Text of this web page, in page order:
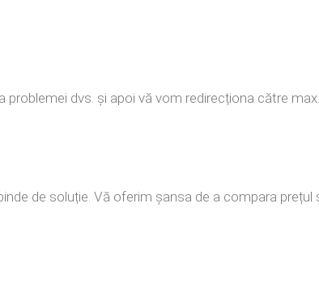
dvs. și apoi vă vom redirecționa către max.
de soluție. Vă oferim șansa de a compara prețul